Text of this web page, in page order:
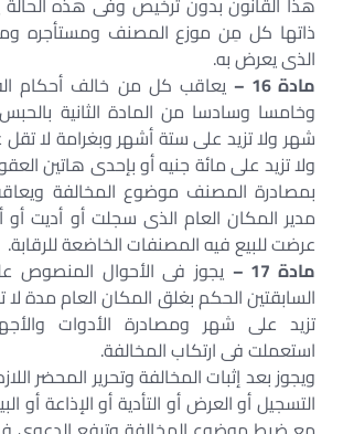
ذاتها كل مِن موزع المصنف ومستأجره
الذى يعرض به.
مادة 16 –
يعاقب كل من خالف أحكام
وخامسا وسادسا من المادة الثانية
شهر ولا تزيد على ستة أشهر وبغرامة لا
ولا تزيد على مائة جنيه أو بإحدى هاتين
بمصادرة المصنف موضوع المخالفة
مدير المكان العام الذى سجلت أو أديت أو
عرضت للبيع فيه المصنفات الخاضعة للرقابة.
مادة 17 –
يجوز فى الأحوال المنصوص
السابقتين الحكم بغلق المكان العام مدة
تزيد على شهر ومصادرة الأدوات
استعملت فى ارتكاب المخالفة.
ويجوز بعد إثبات المخالفة وتحرير المحضر
التسجيل أو العرض أو التأدية أو الإذاعة أو